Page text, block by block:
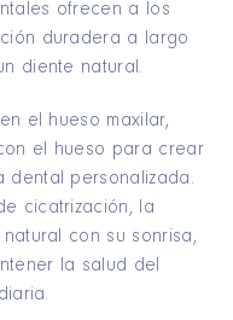
ofrecen a los
duradera a largo
diente natural.
el hueso maxilar,
el hueso para crear
dental personalizada.
cicatrización, la
con su sonrisa,
la salud del